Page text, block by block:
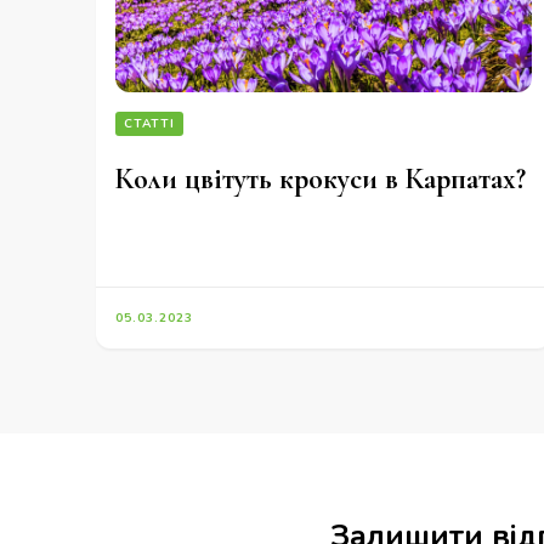
СТАТТІ
Коли цвітуть крокуси в Карпатах?
05.03.2023